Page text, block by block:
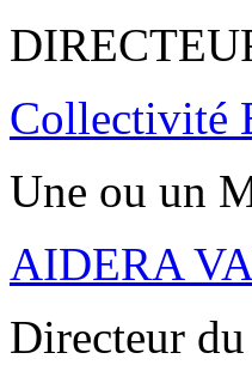
Collectivité
Une ou un
AIDERA
Directeur